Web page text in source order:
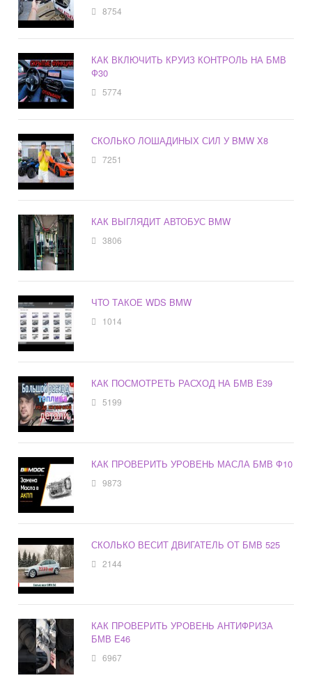
8754
КАК ВКЛЮЧИТЬ КРУИЗ КОНТРОЛЬ НА БМВ
Ф30
5774
СКОЛЬКО ЛОШАДИНЫХ СИЛ У BMW X8
7251
КАК ВЫГЛЯДИТ АВТОБУС BMW
3806
ЧТО ТАКОЕ WDS BMW
1014
КАК ПОСМОТРЕТЬ РАСХОД НА БМВ Е39
5199
КАК ПРОВЕРИТЬ УРОВЕНЬ МАСЛА БМВ Ф10
9873
СКОЛЬКО ВЕСИТ ДВИГАТЕЛЬ ОТ БМВ 525
2144
КАК ПРОВЕРИТЬ УРОВЕНЬ АНТИФРИЗА
БМВ Е46
6967